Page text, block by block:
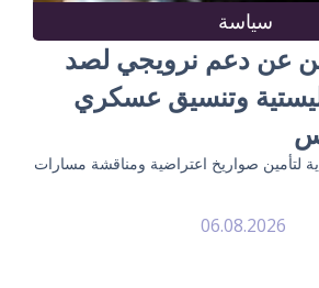
سياسة
عن دعم نرويجي لصد
وتنسيق عسكري
لتأمين صواريخ اعتراضية ومناقشة مسارات
06.08.2026